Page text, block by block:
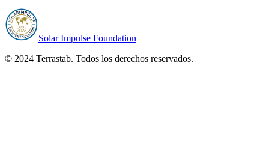
Solar Impulse Foundation
© 2024 Terrastab. Todos los derechos reservados.